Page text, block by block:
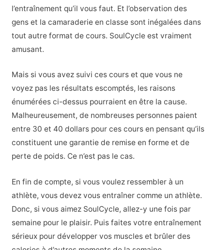
l’entraînement qu’il vous faut. Et l’observation des
gens et la camaraderie en classe sont inégalées dans
tout autre format de cours. SoulCycle est vraiment
amusant.
Mais si vous avez suivi ces cours et que vous ne
voyez pas les résultats escomptés, les raisons
énumérées ci-dessus pourraient en être la cause.
Malheureusement, de nombreuses personnes paient
entre 30 et 40 dollars pour ces cours en pensant qu’ils
constituent une garantie de remise en forme et de
perte de poids. Ce n’est pas le cas.
En fin de compte, si vous voulez ressembler à un
athlète, vous devez vous entraîner comme un athlète.
Donc, si vous aimez SoulCycle, allez-y une fois par
semaine pour le plaisir. Puis faites votre entraînement
sérieux pour développer vos muscles et brûler des